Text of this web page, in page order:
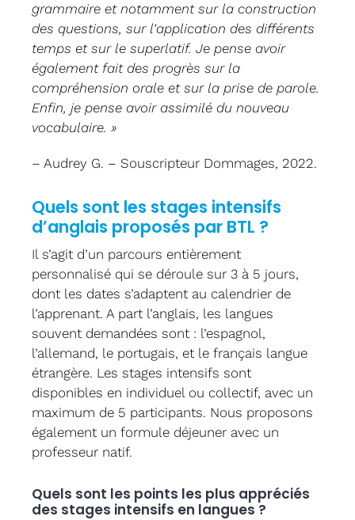
grammaire et notamment sur la construction
des questions, sur l’application des différents
temps et sur le superlatif. Je pense avoir
également fait des progrès sur la
compréhension orale et sur la prise de parole.
Enfin, je pense avoir assimilé du nouveau
vocabulaire. »
– Audrey G. – Souscripteur Dommages, 2022.
Quels sont les stages intensifs
d’anglais proposés par BTL ?
Il s’agit d’un parcours entièrement
personnalisé qui se déroule sur 3 à 5 jours,
dont les dates s’adaptent au calendrier de
l’apprenant. A part l’anglais, les langues
souvent demandées sont : l’espagnol,
l’allemand, le portugais, et le français langue
étrangère. Les stages intensifs sont
disponibles en individuel ou collectif, avec un
maximum de 5 participants. Nous proposons
également un formule déjeuner avec un
professeur natif.
Quels sont les points les plus appréciés
des stages intensifs en langues ?